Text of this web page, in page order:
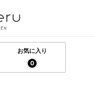
お気に入り
0